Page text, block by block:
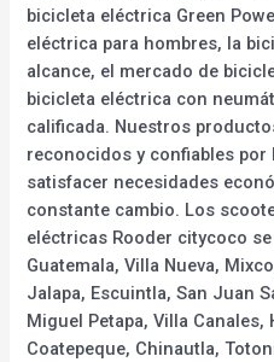
bicicleta eléctrica Green
eléctrica para hombres, la
alcance, el mercado de
bicicleta eléctrica con
calificada. Nuestros
reconocidos y confiables por
satisfacer necesidades
constante cambio. Los
eléctricas Rooder citycoco
Guatemala, Villa Nueva,
Jalapa, Escuintla, San Juan
Miguel Petapa, Villa
Coatepeque, Chinautla,